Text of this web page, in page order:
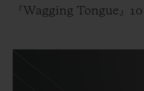
『Wagging Tongue』10